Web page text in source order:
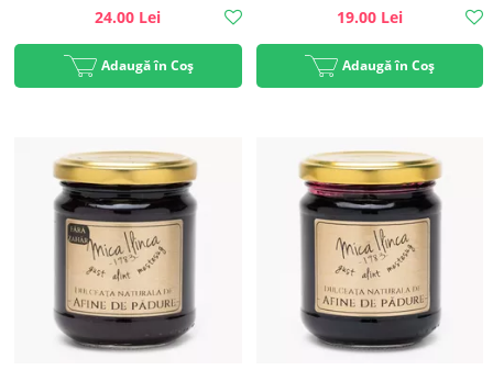
24.00 Lei
Adaugă în Coș
19.00 Lei
Adaugă în Coș